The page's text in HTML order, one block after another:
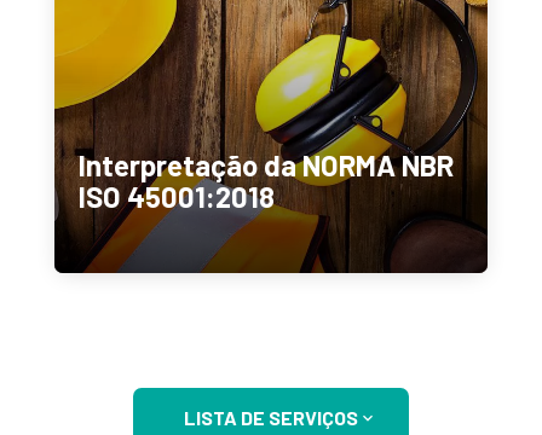
Interpretação da NORMA NBR
ISO 45001:2018
LISTA DE SERVIÇOS